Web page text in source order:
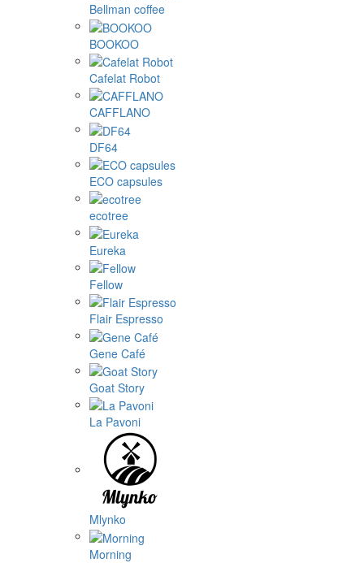
Bellman coffee
BOOKOO
Cafelat Robot
CAFFLANO
DF64
ECO capsules
ecotree
Eureka
Fellow
Flair Espresso
Gene Café
Goat Story
La Pavoni
Mlynko
Morning